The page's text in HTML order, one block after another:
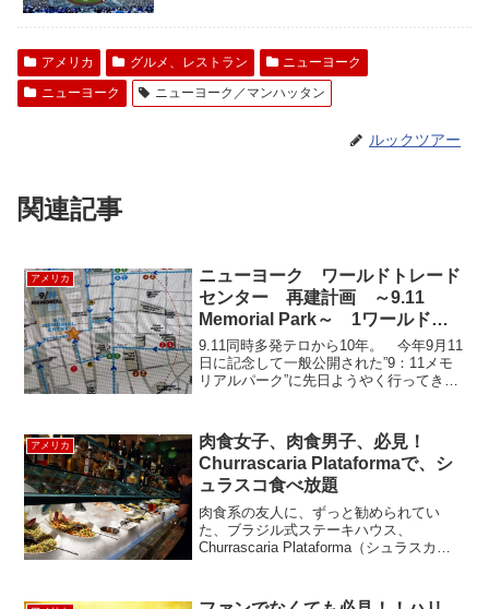
アメリカ グルメ、レストラン
ニューヨーク
ニューヨーク
ニューヨーク／マンハッタン
ルックツアー
関連記事
アメリカ
ニューヨーク ワールドトレード
センター 再建計画 ～9.11
Memorial Park～ 1ワールドト
レードセンターも完成間近！
9.11同時多発テロから10年。 今年9月11
日に記念して一般公開された”9：11メモ
リアルパーク”に先日ようやく行ってきま
多発テロの起きたグラウンドゼロに再建
設された...
アメリカ
肉食女子、肉食男子、必見！
Churrascaria Plataformaで、シ
ュラスコ食べ放題
肉食系の友人に、ずっと勧められてい
た、ブラジル式ステーキハウス、
Churrascaria Plataforma（シュラスカリ
の表面をそぎ切りにして食べるブラジル